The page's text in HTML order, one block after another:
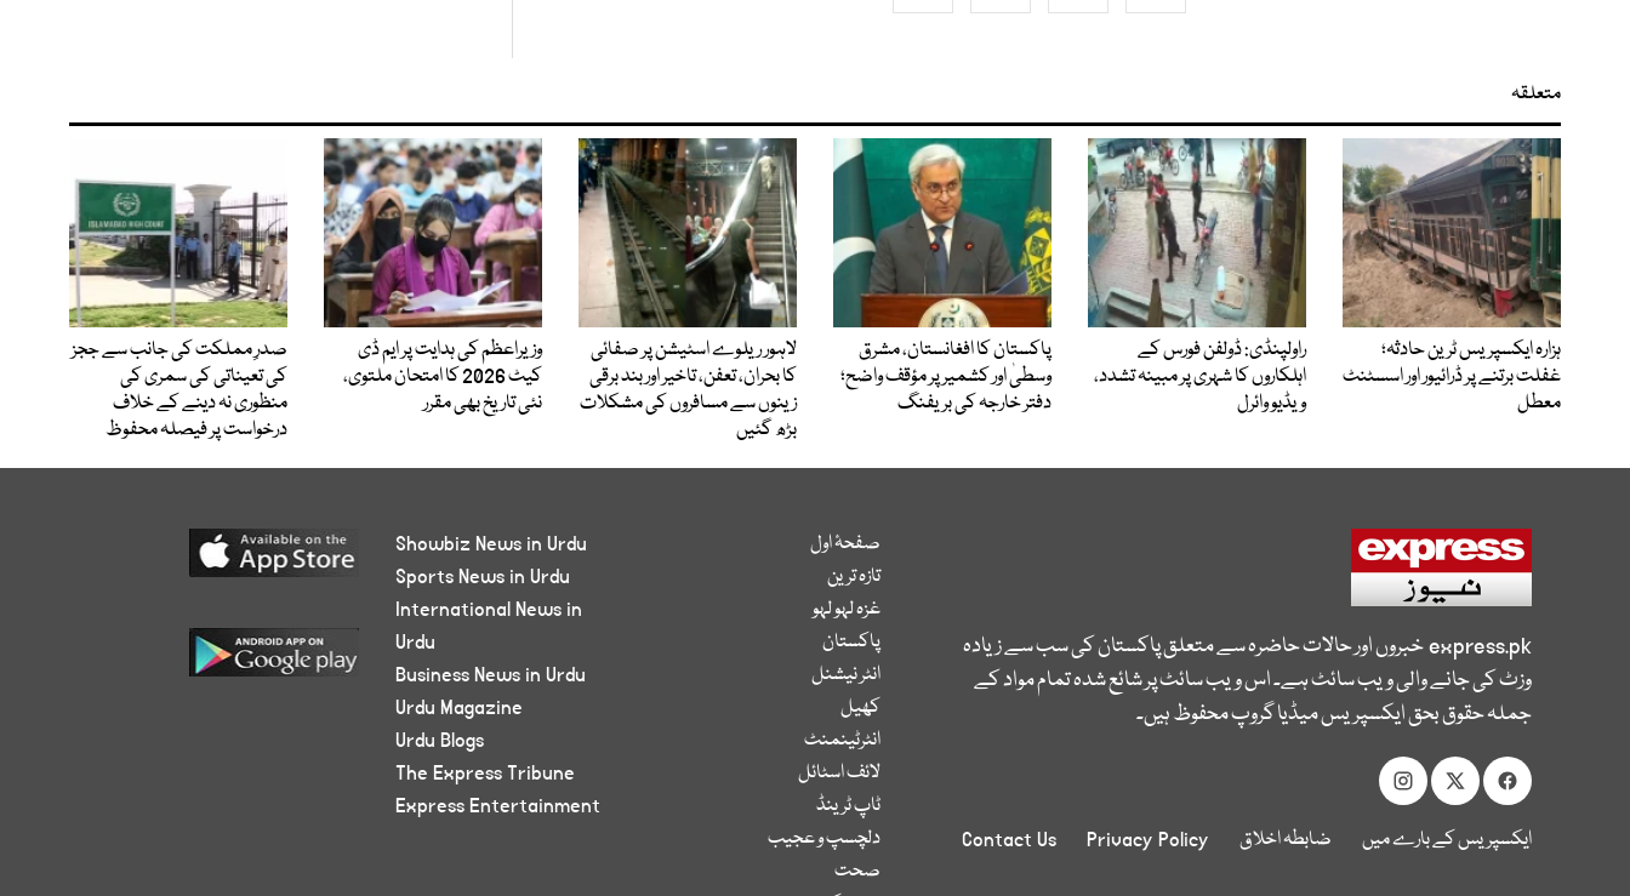
متعلقہ
ہزارہ ایکسپریس ٹرین حادثہ؛
غفلت برتنے پر ڈرائیور اور اسسٹنٹ
معطل
راولپنڈی: ڈولفن فورس کے
اہلکاروں کا شہری پر مبینہ تشدد،
ویڈیو وائرل
پاکستان کا افغانستان، مشرق
وسطیٰ اور کشمیر پر مؤقف واضح؛
دفتر خارجہ کی بریفنگ
لاہور ریلوے اسٹیشن پر صفائی
کا بحران، تعفن، تاخیر اور بند برقی
زینوں سے مسافروں کی مشکلات
بڑھ گئیں
وزیراعظم کی ہدایت پر ایم ڈی
کیٹ 2026 کا امتحان ملتوی،
نئی تاریخ بھی مقرر
صدرِ مملکت کی جانب سے ججز
کی تعیناتی کی سمری کی
منظوری نہ دینے کے خلاف
درخواست پر فیصلہ محفوظ
express.pkخبروں اور حالات حاضرہ سے متعلق پاکستان کی سب سے زیادہ
وزٹ کی جانے والی ویب سائٹ ہے۔ اس ویب سائٹ پر شائع شدہ تمام مواد کے
جملہ حقوق بحق ایکسپریس میڈیا گروپ محفوظ ہیں۔
ایکسپریس کے بارے میں ضابطہ اخلاق Privacy Policy
Contact Us
صفحۂ اول
تازہ ترین
غزہ لہو لہو
پاکستان
انٹر نیشنل
کھیل
انٹرٹینمنٹ
لائف اسٹائل
ٹاپ ٹرینڈ
دلچسپ و عجیب
صحت
Showbiz News in Urdu
Sports News in Urdu
International News in
Urdu
Business News in Urdu
Urdu Magazine
Urdu Blogs
The Express Tribune
Express Entertainment